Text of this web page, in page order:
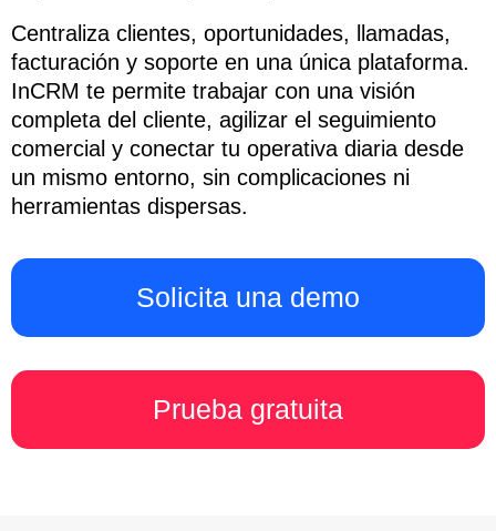
Centraliza clientes, oportunidades, llamadas,
facturación y soporte en una única plataforma.
InCRM te permite trabajar con una visión
completa del cliente, agilizar el seguimiento
comercial y conectar tu operativa diaria desde
un mismo entorno, sin complicaciones ni
herramientas dispersas.
Solicita una demo
Prueba gratuita